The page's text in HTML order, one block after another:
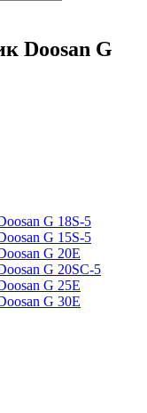
Doosan G
G 18S-5
G 15S-5
G 20E
G 20SC-5
G 25E
G 30E